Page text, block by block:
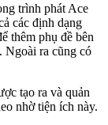
trình phát Ace
các định dạng
thêm phụ đề bên
Ngoài ra cũng có
tạo ra và quản
nhờ tiện ích này.